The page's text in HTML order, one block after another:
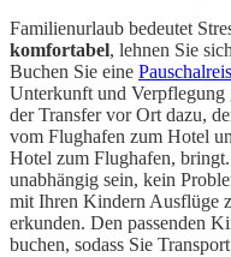
Familienurlaub bedeutet
komfortabel, lehnen Sie
Buchen Sie eine
Unterkunft und Verpflegung
der Transfer vor Ort dazu,
vom Flughafen zum Hotel
Hotel zum Flughafen,
unabhängig sein, kein
mit Ihren Kindern Ausflüge
erkunden. Den passenden
buchen, sodass Sie